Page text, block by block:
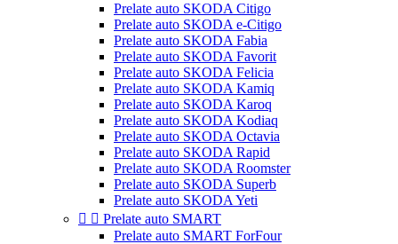
Prelate auto SKODA Citigo
Prelate auto SKODA e-Citigo
Prelate auto SKODA Fabia
Prelate auto SKODA Favorit
Prelate auto SKODA Felicia
Prelate auto SKODA Kamiq
Prelate auto SKODA Karoq
Prelate auto SKODA Kodiaq
Prelate auto SKODA Octavia
Prelate auto SKODA Rapid
Prelate auto SKODA Roomster
Prelate auto SKODA Superb
Prelate auto SKODA Yeti
  Prelate auto SMART
Prelate auto SMART ForFour